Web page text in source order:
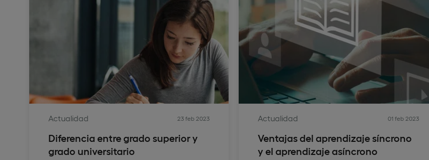
Actualidad 23 feb 2023
Diferencia entre grado superior y
grado universitario
Actualidad 01 feb 2023
Ventajas del aprendizaje síncrono
y el aprendizaje asíncrono